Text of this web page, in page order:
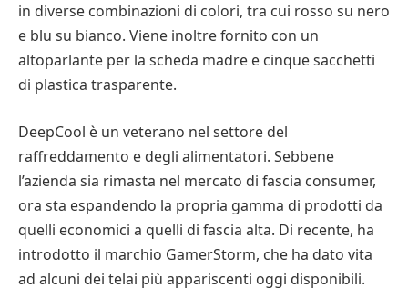
in diverse combinazioni di colori, tra cui rosso su nero
e blu su bianco. Viene inoltre fornito con un
altoparlante per la scheda madre e cinque sacchetti
di plastica trasparente.
DeepCool è un veterano nel settore del
raffreddamento e degli alimentatori. Sebbene
l’azienda sia rimasta nel mercato di fascia consumer,
ora sta espandendo la propria gamma di prodotti da
quelli economici a quelli di fascia alta. Di recente, ha
introdotto il marchio GamerStorm, che ha dato vita
ad alcuni dei telai più appariscenti oggi disponibili.